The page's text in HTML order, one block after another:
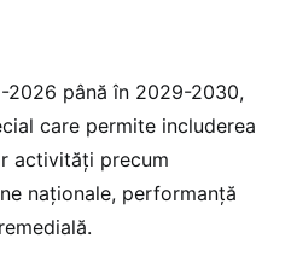
2026 până în 2029-2030,
care permite includerea
activități precum
naționale, performanță